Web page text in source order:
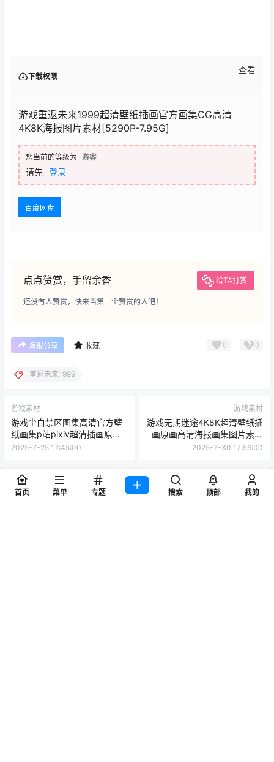
下载权限
查看
游戏重返未来1999超清壁纸插画官方画集CG高清
4K8K海报图片素材[5290P-7.95G]
您当前的等级为 游客
请先 登录
百度网盘
点点赞赏，手留余香 给TA打赏
还没有人赞赏，快来当第一个赞赏的人吧！
海报分享 收藏 0 0
重返未来1999
游戏素材
游戏尘白禁区图集高清官方壁
纸画集p站pixiv超清插画原画
图片素材[1441P-4.16G]
2025-7-25 17:45:00
游戏素材
游戏无期迷途4K8K超清壁纸插
画原画高清海报画集图片素材
美术资料[5094P-12.6G]
2025-7-30 17:56:00
3 条回复 文章作者 管理员
首页 菜单 专题 搜索 顶部 我的